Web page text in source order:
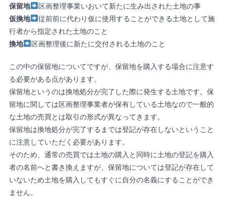
保留地
区画整理事業いおいて新たに生み出された土地の事
仮換地
従前前に代わり仮に使用することができる土地として施
行者から指定された土地のこと
換地
区画整理後に新たに交付される土地のこと
この中の保留地についてですが、保留地を購入する場合に注意す
る必要がある点があります。
保留地というのは換地処分が完了した際に発生する土地です。保
留地に関しては区画整理事業者が保有している土地なので一般的
な土地の売買とは取引の形式が異なってきます。
保留地は換地処分が完了するまでは登記が存在しないということ
に注意していただく必要があります。
そのため、通常の売買では土地の購入と同時に土地の登記を購入
者の名前へと書き換えますが、保留地については登記が存在して
いないため土地を購入してもすぐに自分の名義にすることができ
ません。